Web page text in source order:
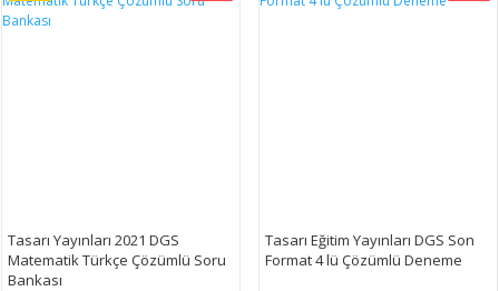
Tasarı Yayınları 2021 DGS
Matematik Türkçe Çözümlü Soru
Bankası
Tasarı Eğitim Yayınları DGS Son
Format 4 lü Çözümlü Deneme